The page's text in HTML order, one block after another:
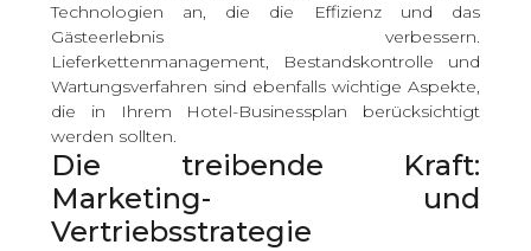
Technologien an, die die Effizienz und das
Gästeerlebnis verbessern.
Lieferkettenmanagement, Bestandskontrolle und
Wartungsverfahren sind ebenfalls wichtige Aspekte,
die in Ihrem Hotel-Businessplan berücksichtigt
werden sollten.
Die treibende Kraft:
Marketing- und
Vertriebsstrategie